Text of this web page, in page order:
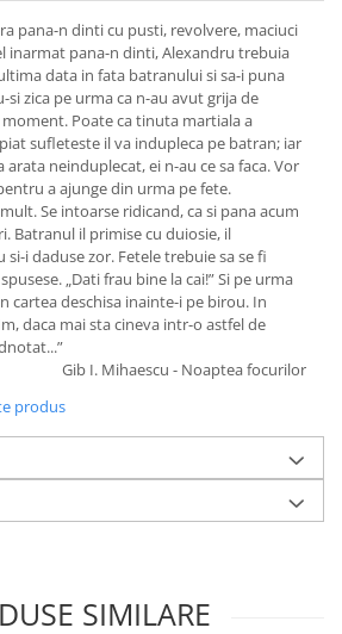
pana-n dinti cu pusti, revolvere, maciuci
inarmat pana-n dinti, Alexandru trebuia
data in fata batranului si sa-i puna
si zica pe urma ca n-au avut grija de
Poate ca tinuta martiala a
sufleteste il va indupleca pe batran; iar
arata neinduplecat, ei n-au ce sa faca. Vor
a ajunge din urma pe fete.
Se intoarse ridicand, ca si pana acum
Batranul il primise cu duiosie, il
i daduse zor. Fetele trebuie sa se fi
„Dati frau bine la cai!” Si pe urma
cartea deschisa inainte-i pe birou. In
daca mai sta cineva intr-o astfel de
Gib I. Mihaescu - Noaptea focurilor
produs
SIMILARE